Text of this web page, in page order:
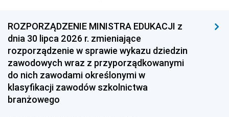
ROZPORZĄDZENIE MINISTRA EDUKACJI z
dnia 30 lipca 2026 r. zmieniające
rozporządzenie w sprawie wykazu dziedzin
zawodowych wraz z przyporządkowanymi
do nich zawodami określonymi w
klasyfikacji zawodów szkolnictwa
branżowego